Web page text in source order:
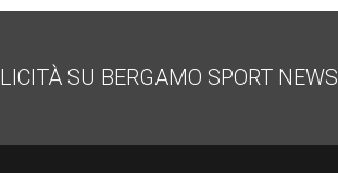
SU BERGAMO SPORT NEWS